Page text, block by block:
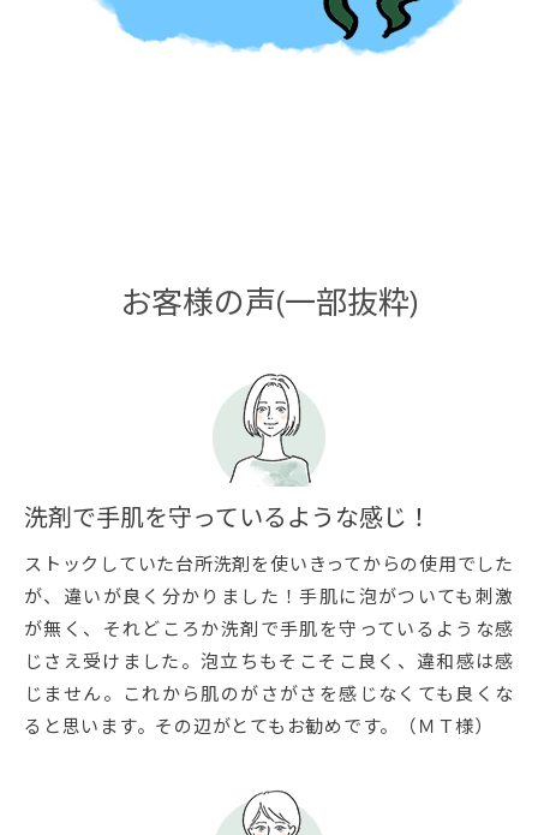
お客様の声(一部抜粋)
洗剤で手肌を守っているような感じ！
ストックしていた台所洗剤を使いきってからの使用でした
が、違いが良く分かりました！手肌に泡がついても刺激
が無く、それどころか洗剤で手肌を守っているような感
じさえ受けました。泡立ちもそこそこ良く、違和感は感
じません。これから肌のがさがさを感じなくても良くな
ると思います。その辺がとてもお勧めです。（ＭＴ様）